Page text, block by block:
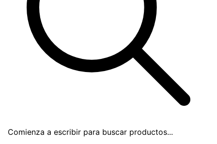
Comienza a escribir para buscar productos...